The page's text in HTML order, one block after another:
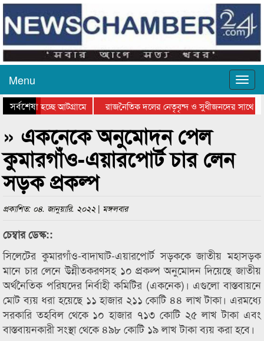
Menu
সর্বশেষহচ্ছে আটগ্রামে
রাজনৈতিক দলের নেতৃবৃন্দ ও সুধীজনদের সাথে
» একনেকে অনুমোদন পেল
কুমারগাঁও-এয়ারপোর্ট চার লেন
সড়ক প্রকল্প
প্রকাশিত: ০৪. জানুয়ারি. ২০২২ | মঙ্গলবার
চেম্বার ডেস্ক::
সিলেটের কুমারগাঁও-বাদাঘাট-এয়ারপোর্ট সড়ককে জাতীয় মহাসড়ক
মানে চার লেনে উন্নীতকরণসহ ১০ প্রকল্প অনুমোদন দিয়েছে জাতীয়
অর্থনৈতিক পরিষদের নির্বাহী কমিটির (একনেক)। এগুলো বাস্তবায়নে
মোট ব্যয় ধরা হয়েছে ১১ হাজার ২১১ কোটি ৪৪ লাখ টাকা। এরমধ্যে
সরকারি তহবিল থেকে ১০ হাজার ৭১৩ কোটি ২৫ লাখ টাকা এবং
বাস্তবায়নকারী সংস্থা থেকে ৪৯৮ কোটি ১৯ লাখ টাকা ব্যয় করা হবে।